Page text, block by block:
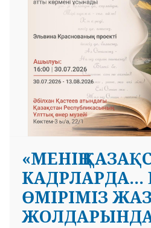
«МЕНІҢ
КАДРЛАРДА...
ӨМІРІМІЗ